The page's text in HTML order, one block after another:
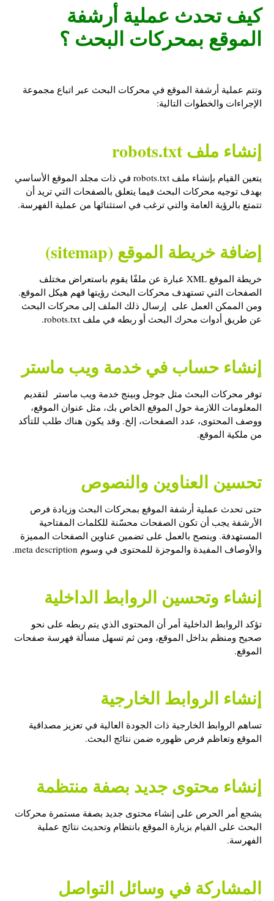
كيف تحدث عملية أرشفة
الموقع بمحركات البحث ؟
وتتم عملية أرشفة الموقع في محركات البحث عبر اتباع مجموعة
الإجراءات والخطوات التالية:
إنشاء ملف robots.txt
يتعين القيام بإنشاء ملف robots.txt في ذات مجلد الموقع الأساسي
بهدف توجيه محركات البحث فيما يتعلق بالصفحات التي تريد أن
تتمتع بالرؤية العامة والتي ترغب في استثنائها من عملية الفهرسة.
إضافة خريطة الموقع (sitemap)
خريطة الموقع XML عبارة عن ملفًا يقوم باستعراض مختلف
الصفحات التي تستهدف محركات البحث رؤيتها فهم هيكل الموقع.
ومن الممكن العمل على إرسال ذلك الملف إلى محركات البحث
عن طريق أدوات محرك البحث أو ربطه في ملف robots.txt.
إنشاء حساب في خدمة ويب ماستر
توفر محركات البحث مثل جوجل وبينج خدمة ويب ماستر لتقديم
المعلومات اللازمة حول الموقع الخاص بك، مثل عنوان الموقع،
ووصف المحتوى، عدد الصفحات، إلخ. وقد يكون هناك طلب للتأكد
من ملكية الموقع.
تحسين العناوين والنصوص
حتى تحدث عملية أرشفة الموقع بمحركات البحث وزيادة فرص
الأرشفة يجب أن تكون الصفحات محسّنة للكلمات المفتاحية
المستهدفة. وينصح بالعمل على تضمين عناوين الصفحات المميزة
والأوصاف المفيدة والموجزة للمحتوى في وسوم meta description.
إنشاء وتحسين الروابط الداخلية
تؤكد الروابط الداخلية أمر أن المحتوى الذي يتم ربطه على نحو
صحيح ومنظم بداخل الموقع، ومن ثم تسهل مسألة فهرسة صفحات
الموقع.
إنشاء الروابط الخارجية
تساهم الروابط الخارجية ذات الجودة العالية في تعزيز مصداقية
الموقع وتعاظم فرص ظهوره ضمن نتائج البحث.
إنشاء محتوى جديد بصفة منتظمة
يشجع أمر الحرص على إنشاء محتوى جديد بصفة مستمرة محركات
البحث على القيام بزيارة الموقع بانتظام وتحديث نتائج عملية
الفهرسة.
المشاركة في وسائل التواصل